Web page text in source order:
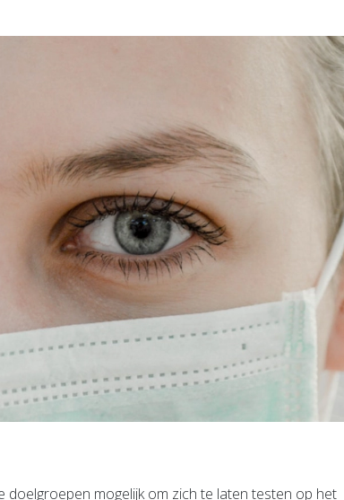
doelgroepen mogelijk om zich te laten testen op het
Bekijk de pagina